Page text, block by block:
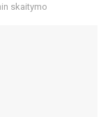
skaitymo